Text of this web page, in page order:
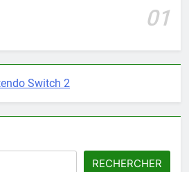
01
Switch 2
RECHERCHER